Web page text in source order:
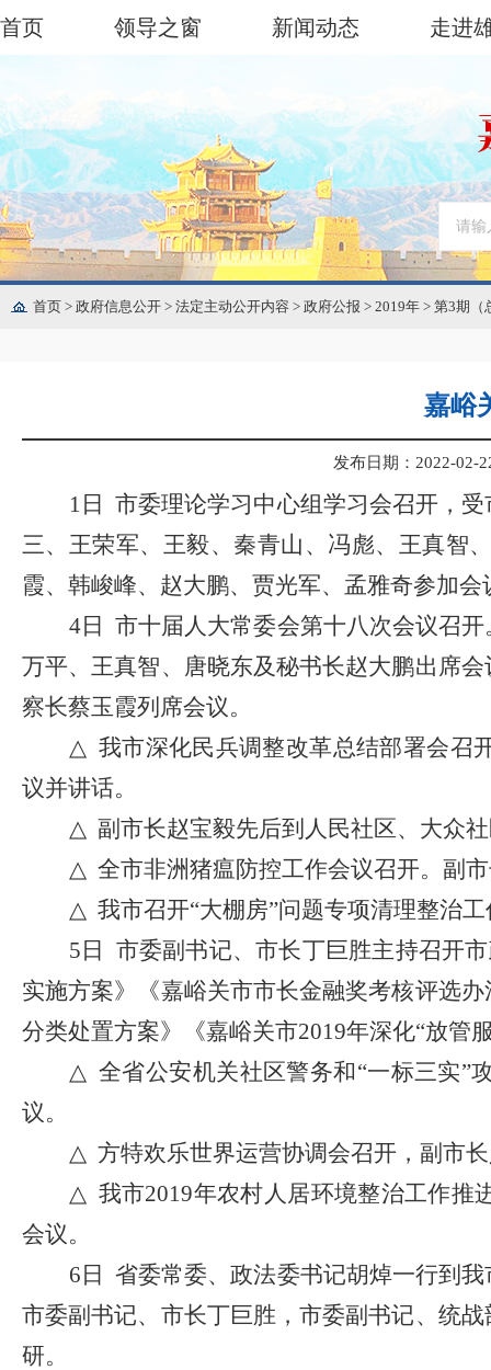
首页 领导之窗 新闻动态 走进
首页 > 政府信息公开 > 法定主动公开内容 > 政府公报 > 2019年 > 第3期（
嘉峪
发布日期：2022-02-
1日 市委理论学习中心组学习会召开，
三、王荣军、王毅、秦青山、冯彪、王真智
霞、韩峻峰、赵大鹏、贾光军、孟雅奇参加会
4日 市十届人大常委会第十八次会议召
万平、王真智、唐晓东及秘书长赵大鹏出席
察长蔡玉霞列席会议。
△ 我市深化民兵调整改革总结部署会召
议并讲话。
△ 副市长赵宝毅先后到人民社区、大众
△ 全市非洲猪瘟防控工作会议召开。副
△ 我市召开“大棚房”问题专项清理整治
5日 市委副书记、市长丁巨胜主持召开
实施方案》《嘉峪关市市长金融奖考核评选
分类处置方案》《嘉峪关市2019年深化“放管
△ 全省公安机关社区警务和“一标三实”
议。
△ 方特欢乐世界运营协调会召开，副市
△ 我市2019年农村人居环境整治工作推
会议。
6日 省委常委、政法委书记胡焯一行到
市委副书记、市长丁巨胜，市委副书记、统
研。